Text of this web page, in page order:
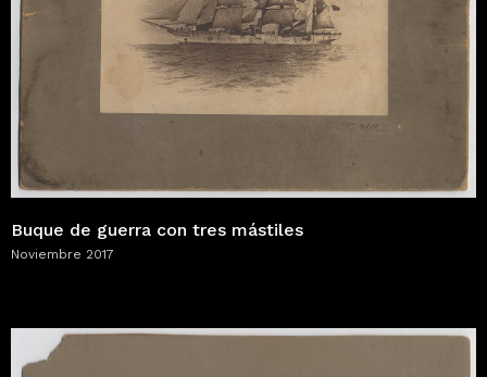
Buque de guerra con tres mástiles
Noviembre 2017